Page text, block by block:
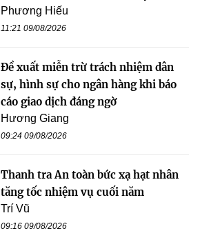
Phương Hiếu
11:21 09/08/2026
Đề xuất miễn trừ trách nhiệm dân
sự, hình sự cho ngân hàng khi báo
cáo giao dịch đáng ngờ
Hương Giang
09:24 09/08/2026
Thanh tra An toàn bức xạ hạt nhân
tăng tốc nhiệm vụ cuối năm
Trí Vũ
09:16 09/08/2026